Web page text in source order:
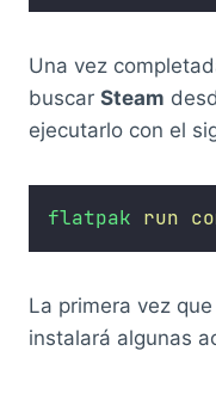
Una vez
buscar Steam
ejecutarlo con el
flatpak run
La primera vez
instalará algunas